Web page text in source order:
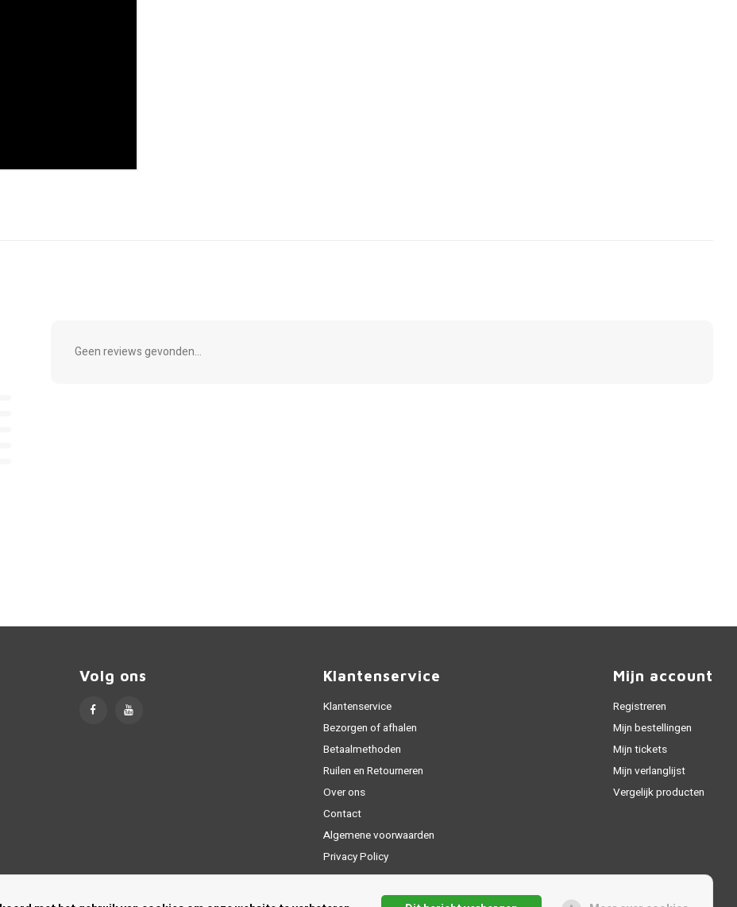
Geen reviews gevonden...
Volg ons Klantenservice
Klantenservice
Bezorgen of afhalen
Betaalmethoden
Ruilen en Retourneren
Over ons
Contact
Algemene voorwaarden
Privacy Policy
Sitemap
Mijn account
Registreren
Mijn bestellingen
Mijn tickets
Mijn verlanglijst
Vergelijk producten